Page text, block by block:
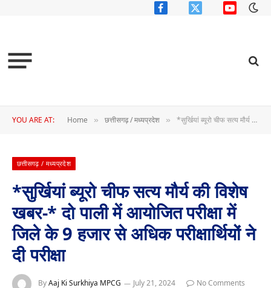
FacebookX
YouTube
YOU ARE AT: Home » छत्तीसगढ़ / मध्यप्रदेश » *सुर्खियां ब्यूरो चीफ सत्य मौर्य की विशेष खबर-* दो पाली में आयोजित परीक्षा में जिले के 9 हजार से अधिक परीक्षार्थियों ने दी परीक्षा
छत्तीसगढ़ / मध्यप्रदेश
*सुर्खियां ब्यूरो चीफ सत्य मौर्य की विशेष
खबर-* दो पाली में आयोजित परीक्षा में
जिले के 9 हजार से अधिक परीक्षार्थियों ने
दी परीक्षा
ByAaj Ki Surkhiya MPCG July 21, 2024
No Comments